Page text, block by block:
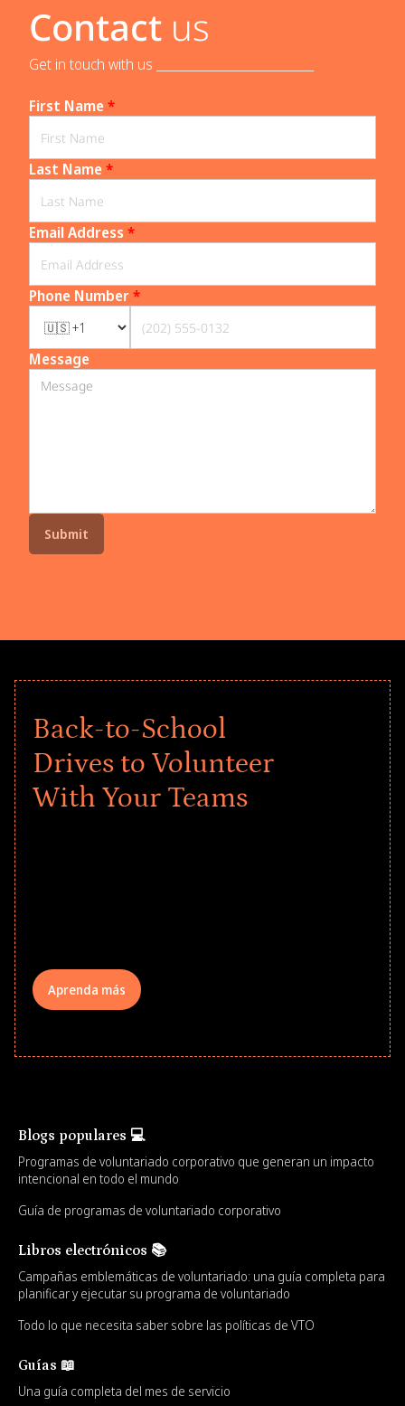
Contact us
Get in touch with us _____________________________
First Name*
Last Name*
Email Address *
Phone Number*
Message
Back-to-School
Drives to Volunteer
With Your Teams
Aprenda más
Blogs populares 💻
Programas de voluntariado corporativo que generan un impacto
intencional en todo el mundo
Guía de programas de voluntariado corporativo
Libros electrónicos 📚
Campañas emblemáticas de voluntariado: una guía completa para
planificar y ejecutar su programa de voluntariado
Todo lo que necesita saber sobre las políticas de VTO
Guías 📖
Una guía completa del mes de servicio